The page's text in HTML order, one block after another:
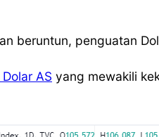
beruntun, penguatan
AS yang mewakili